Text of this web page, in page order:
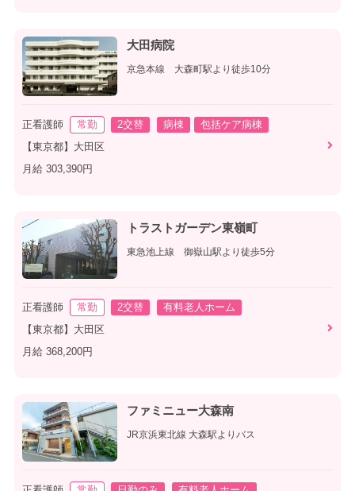
大田病院
京急本線 大森町駅より徒歩10分
正看護師 常勤 2交替 病棟
包括ケア病棟
【東京都】大田区
月給 303,390円
トラストガーデン東嶺町
東急池上線 御嶽山駅より徒歩5分
正看護師 常勤 2交替
有料老人ホーム
【東京都】大田区
月給 368,200円
ファミニュー大森南
JR京浜東北線 大森駅よりバス